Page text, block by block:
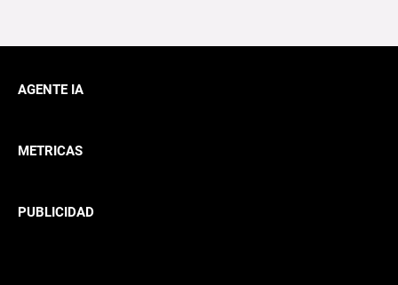
AGENTE IA
METRICAS
PUBLICIDAD